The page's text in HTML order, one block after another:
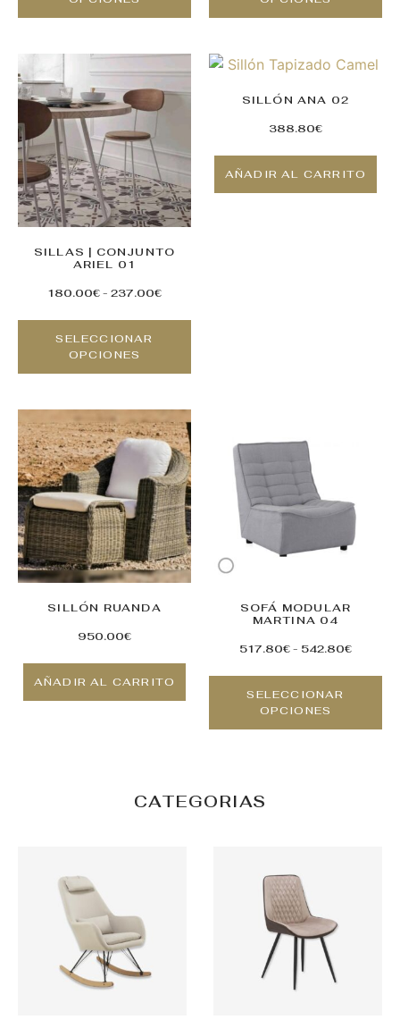
CATEGORIAS
SILLAS | CONJUNTO
ARIEL 01
180.00€- 237.00€
SELECCIONAR
OPCIONES
SILLÓN ANA 02
388.80€
AÑADIR AL CARRITO
SILLÓN RUANDA
950.00€
AÑADIR AL CARRITO
SOFÁ MODULAR
MARTINA 04
517.80€- 542.80€
SELECCIONAR
OPCIONES